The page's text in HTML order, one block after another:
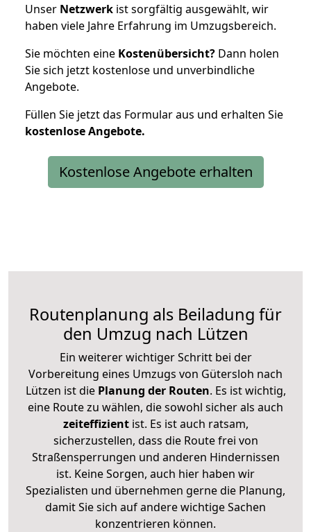
Unser Netzwerk ist sorgfältig ausgewählt, wir
haben viele Jahre Erfahrung im Umzugsbereich.
Sie möchten eine Kostenübersicht? Dann holen
Sie sich jetzt kostenlose und unverbindliche
Angebote.
Füllen Sie jetzt das Formular aus und erhalten Sie
kostenloseAngebote.
Kostenlose Angebote erhalten
Routenplanung als Beiladung für
den Umzug nach Lützen
Ein weiterer wichtiger Schritt bei der
Vorbereitung eines Umzugs von Gütersloh nach
Lützen ist diePlanung der Routen. Es ist wichtig,
eine Route zu wählen, die sowohl sicher als auch
zeiteffizientist. Es ist auch ratsam,
sicherzustellen, dass die Route frei von
Straßensperrungen und anderen Hindernissen
ist. Keine Sorgen, auch hier haben wir
Spezialisten und übernehmen gerne die Planung,
damit Sie sich auf andere wichtige Sachen
konzentrieren können.